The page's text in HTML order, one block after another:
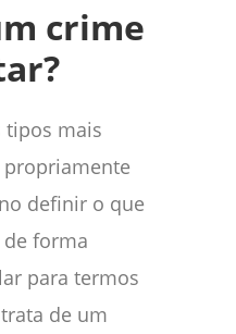
crime
tipos mais
definir o que
forma
para termos
de um